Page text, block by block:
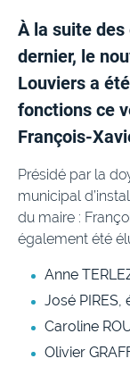
À la suite
dernier, le
Louviers a
fonctions ce
François-
Présidé par la
municipal
du maire :
également été
Anne
José
Caroline
Olivier